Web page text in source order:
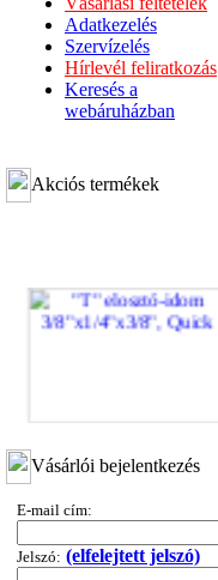
Adatkezelés
Szervízelés
Hírlevél feliratkozás
Keresés a
webáruházban
Akciós termékek
3/8"x1/4"x3/8", Quick
---------
Vásárlói bejelentkezés
E-mail cím:
Jelszó: (elfelejtett jelszó)